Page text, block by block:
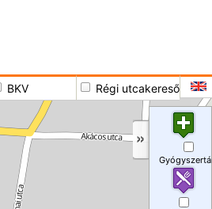
BKV Régi utcakereső